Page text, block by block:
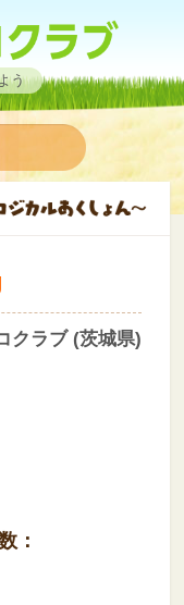
う
クラブ (茨城県)
：